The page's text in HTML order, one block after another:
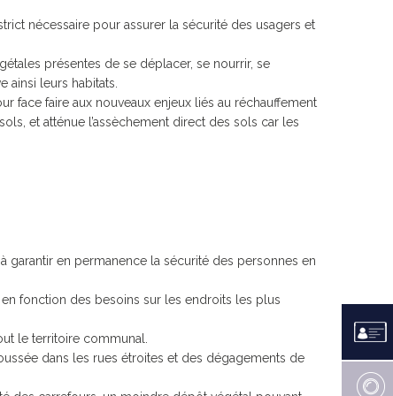
RAPPORT D’ACTIVITÉS 2021
nécessaire pour assurer la sécurité des usagers et
présentes de se déplacer, se nourrir, se
ainsi leurs habitats.
face faire aux nouveaux enjeux liés au réchauffement
et atténue l’assèchement direct des sols car les
garantir en permanence la sécurité des personnes en
en fonction des besoins sur les endroits les plus
le territoire communal.
dans les rues étroites et des dégagements de